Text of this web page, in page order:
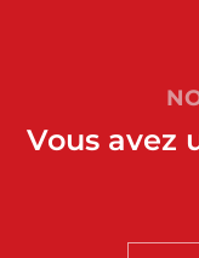
Vous avez